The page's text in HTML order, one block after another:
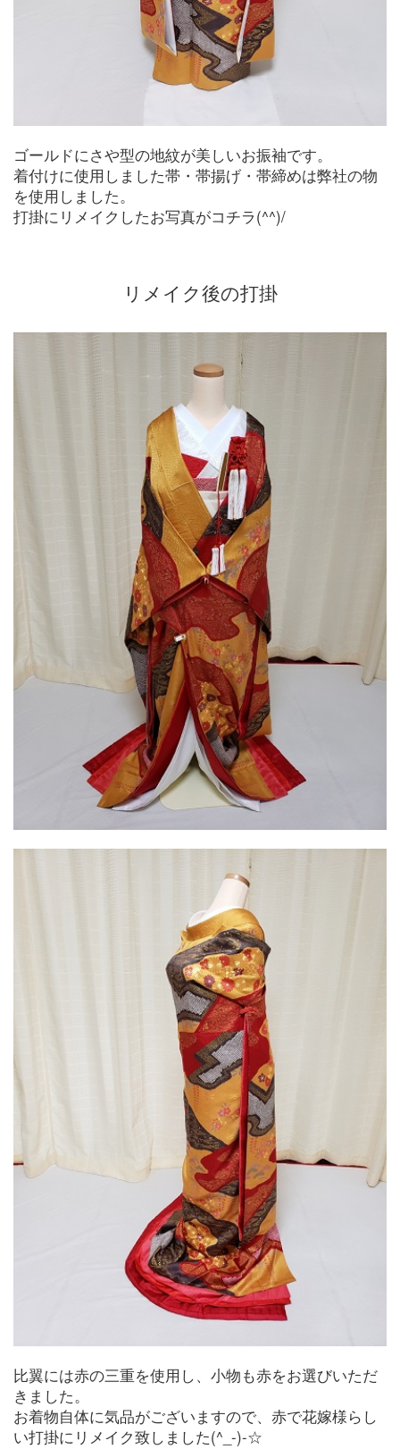
ゴールドにさや型の地紋が美しいお振袖です。
着付けに使用しました帯・帯揚げ・帯締めは弊社の物
を使用しました。
打掛にリメイクしたお写真がコチラ(^^)/
リメイク後の打掛
比翼には赤の三重を使用し、小物も赤をお選びいただ
きました。
お着物自体に気品がございますので、赤で花嫁様らし
い打掛にリメイク致しました(^_-)-☆